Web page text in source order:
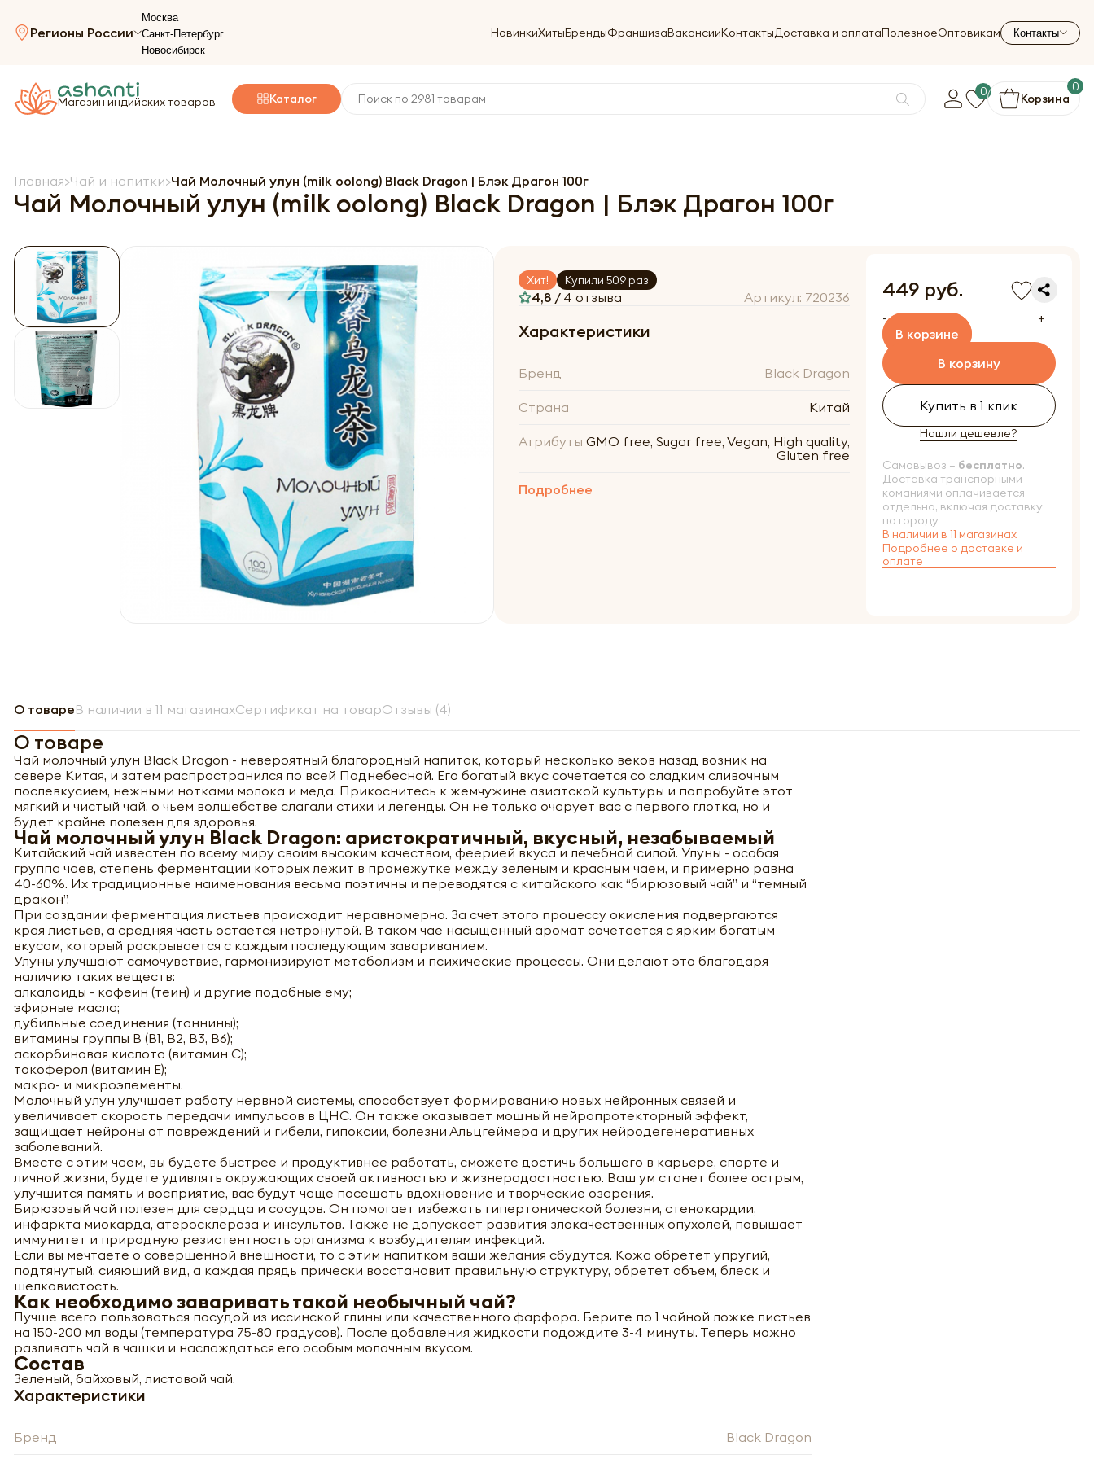
Регионы России
Москва
Санкт-Петербург
Новосибирск
НовинкиХитыБрендыФраншизаВакансииКонтактыДоставка и оплатаПолезноеОптовикам Контакты
Магазин индийских товаров Каталог 0 Корзина
0
Главная Чай и напитки Чай Молочный улун (milk oolong) Black Dragon | Блэк Драгон 100г
Чай Молочный улун (milk oolong) Black Dragon | Блэк Драгон 100г
Хит! Купили 509 раз
4,8 / 4 отзыва Артикул: 720236
Характеристики
Бренд Black Dragon
Страна Китай
Атрибуты GMO free, Sugar free, Vegan, High quality,
Gluten free
Подробнее
449 руб.
-
+
В корзине
В корзину
Купить в 1 клик
Нашли дешевле?
Самовывоз – бесплатно.
Доставка транспорными
команиями оплачивается
отдельно, включая доставку
по городу
В наличии в 11 магазинах
Подробнее о доставке и
оплате
О товареВ наличии в 11 магазинахСертификат на товарОтзывы (4)
О товаре
Чай молочный улун Black Dragon - невероятный благородный напиток, который несколько веков назад возник на
севере Китая, и затем распространился по всей Поднебесной. Его богатый вкус сочетается со сладким сливочным
послевкусием, нежными нотками молока и меда. Прикоснитесь к жемчужине азиатской культуры и попробуйте этот
мягкий и чистый чай, о чьем волшебстве слагали стихи и легенды. Он не только очарует вас с первого глотка, но и
будет крайне полезен для здоровья.
Чай молочный улун Black Dragon: аристократичный, вкусный, незабываемый
Китайский чай известен по всему миру своим высоким качеством, феерией вкуса и лечебной силой. Улуны - особая
группа чаев, степень ферментации которых лежит в промежутке между зеленым и красным чаем, и примерно равна
40-60%. Их традиционные наименования весьма поэтичны и переводятся с китайского как “бирюзовый чай” и “темный
дракон”.
При создании ферментация листьев происходит неравномерно. За счет этого процессу окисления подвергаются
края листьев, а средняя часть остается нетронутой. В таком чае насыщенный аромат сочетается с ярким богатым
вкусом, который раскрывается с каждым последующим завариванием.
Улуны улучшают самочувствие, гармонизируют метаболизм и психические процессы. Они делают это благодаря
наличию таких веществ:
алкалоиды - кофеин (теин) и другие подобные ему;
эфирные масла;
дубильные соединения (таннины);
витамины группы В (В1, В2, В3, В6);
аскорбиновая кислота (витамин С);
токоферол (витамин Е);
макро- и микроэлементы.
Молочный улун улучшает работу нервной системы, способствует формированию новых нейронных связей и
увеличивает скорость передачи импульсов в ЦНС. Он также оказывает мощный нейропротекторный эффект,
защищает нейроны от повреждений и гибели, гипоксии, болезни Альцгеймера и других нейродегенеративных
заболеваний.
Вместе с этим чаем, вы будете быстрее и продуктивнее работать, сможете достичь большего в карьере, спорте и
личной жизни, будете удивлять окружающих своей активностью и жизнерадостностью. Ваш ум станет более острым,
улучшится память и восприятие, вас будут чаще посещать вдохновение и творческие озарения.
Бирюзовый чай полезен для сердца и сосудов. Он помогает избежать гипертонической болезни, стенокардии,
инфаркта миокарда, атеросклероза и инсультов. Также не допускает развития злокачественных опухолей, повышает
иммунитет и природную резистентность организма к возбудителям инфекций.
Если вы мечтаете о совершенной внешности, то с этим напитком ваши желания сбудутся. Кожа обретет упругий,
подтянутый, сияющий вид, а каждая прядь прически восстановит правильную структуру, обретет объем, блеск и
шелковистость.
Как необходимо заваривать такой необычный чай?
Лучше всего пользоваться посудой из иссинской глины или качественного фарфора. Берите по 1 чайной ложке листьев
на 150-200 мл воды (температура 75-80 градусов). После добавления жидкости подождите 3-4 минуты. Теперь можно
разливать чай в чашки и наслаждаться его особым молочным вкусом.
Состав
Зеленый, байховый, листовой чай.
Характеристики
Бренд Black Dragon
Чай Молочный улун (milk oolong) Black Dragon | Блэк Драгон 100г